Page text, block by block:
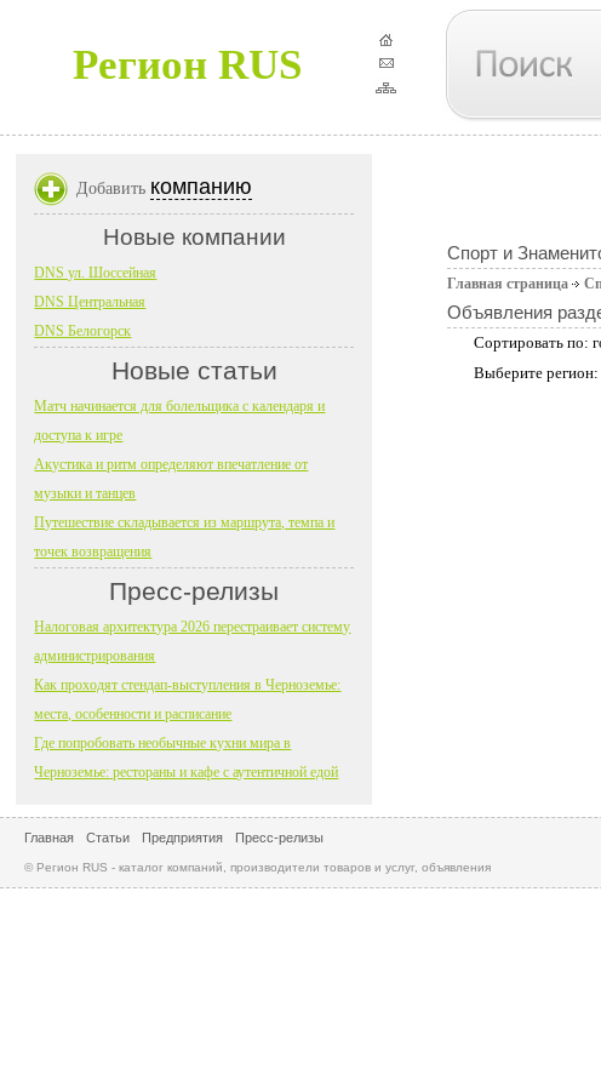
Регион RUS
Спорт и
Главная страница
Объявления
Сортировать по:
Выберите регион:
Добавить компанию
Новые компании
DNS ул. Шоссейная
DNS Центральная
DNS Белогорск
Новые статьи
Матч начинается для болельщика с календаря и
доступа к игре
Акустика и ритм определяют впечатление от
музыки и танцев
Путешествие складывается из маршрута, темпа и
точек возвращения
Пресс-релизы
Налоговая архитектура 2026 перестраивает систему
администрирования
Как проходят стендап-выступления в Черноземье:
места, особенности и расписание
Где попробовать необычные кухни мира в
Черноземье: рестораны и кафе с аутентичной едой
Главная Статьи Предприятия Пресс-релизы
© Регион RUS - каталог компаний, производители товаров и услуг, объявления